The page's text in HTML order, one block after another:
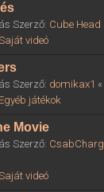
Szerző: Cube Head
videó
Szerző: domikax1 «
Egyéb játékok
Movie
Szerző:
videó